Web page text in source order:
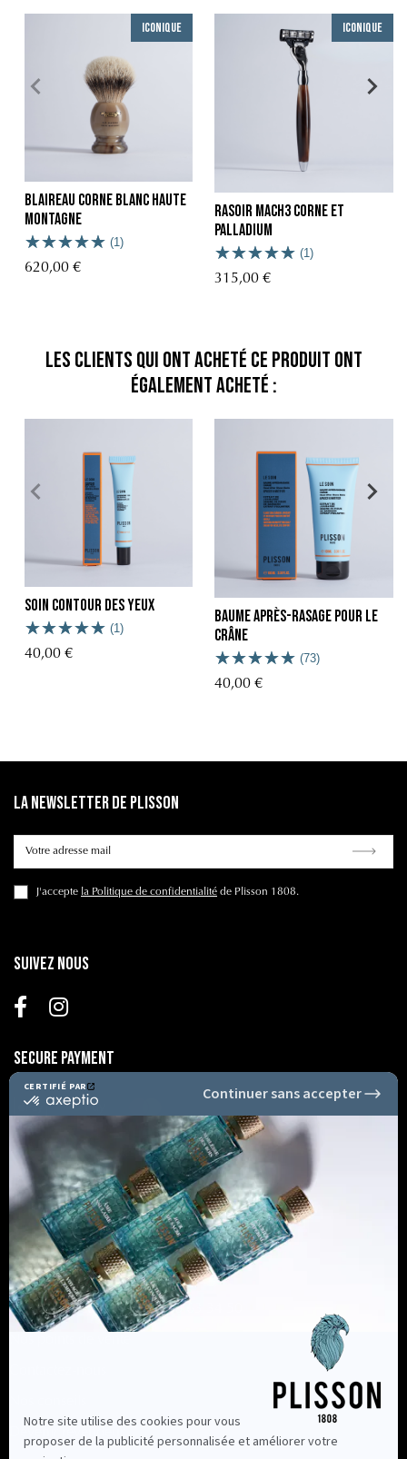
Iconique
Blaireau Corne Blanc Haute
Montagne
(1)
620,00 €
Iconique
Rasoir Mach3 Corne et
Palladium
(1)
315,00 €
Les clients qui ont acheté ce produit ont
également acheté :
Soin contour des yeux
(1)
40,00 €
Baume après-rasage pour le
crâne
(73)
40,00 €
Informations
Nous contacter au +33 2 96 63 34 50
La Newsletter de Plisson
J'accepte la Politique de confidentialité de Plisson 1808.
Suivez nous
Secure Payment